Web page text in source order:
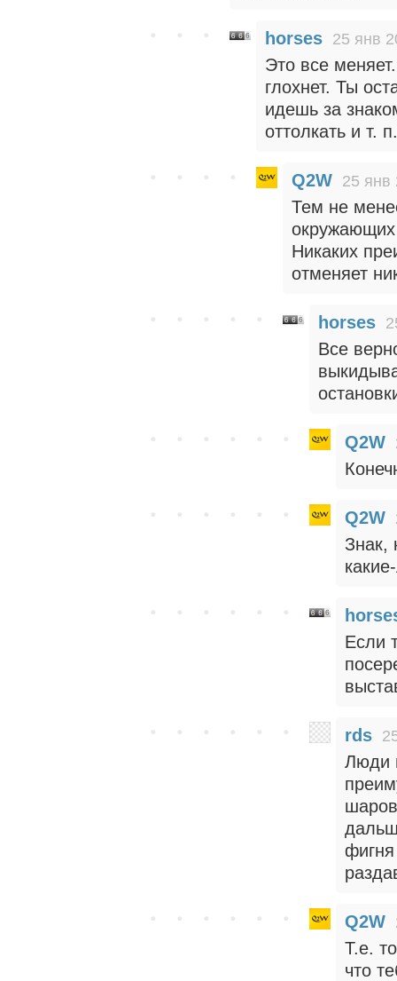
horses 25 янв
Это все
глохнет. Ты
идешь за
оттолкать и т.
Q2W 25 янв
Тем не
Никаких
отменяет
horses
Все
Q2W
Q2W
Знак,
Если
rds
Люди
Q2W
Т.е.
что